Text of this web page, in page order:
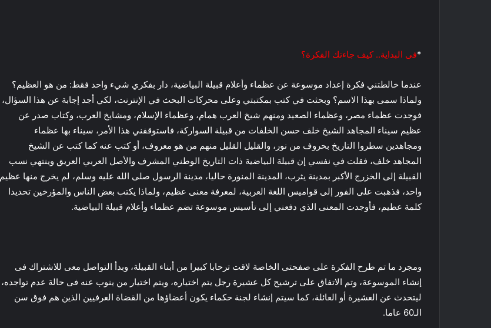
*فى البداية.. كيف جاءتك الفكرة؟
عندما خالطتني فكرة إعداد موسوعة عن عظماء وأعلام قبيلة البياضية، دار بفكري شيء واحد فقط: من هو العظيم؟
ولماذا سمى بهذا الاسم؟ وبحثت في كتب بمكتبتي وعلى محركات البحث في الإنترنت، لكي أجد إجابة عن هذا السؤال،
فوجدت عظماء مصر، وعظماء الصعيد ومنهم شيخ العرب همام، وعظماء الإسلام، ومشايخ العرب، وكتاب صدر عن
عظيم سيناء المجاهد الشيخ خلف حسن الخلفات من قبيلة السواركة، فاستوقفني هذا الأمر، سيناء بها عظماء
ومجاهدين سطروا التاريخ بحروف من نور، والقليل القليل منهم من هو معروف، أو كتب عنه كما كتب عن الشيخ
المجاهد خلف، فقلت في نفسي إن قبيلة البياضية ذات التاريخ الوطني المشرف والأصل العربي العريق وينتهي نسب
القبيلة إلى الخزرج الأكبر بمدينة يثرب، المدينة المنورة حاليا، مدينة الرسول صلى الله عليه وسلم، لم يخرج منها عظيم
واحد، فذهبت على الفور إلى قواميس اللغة العربية، لمعرفة معنى عظيم، ولماذا يكتب بعض الناس والمؤرخين تحديدا
كلمة عظيم، فأوجدت المعنى الذي دفعني إلى تأسيس موسوعة تضم عظماء وأعلام قبيلة البياضية.
ومجرد ما تم طرح الفكرة على صفحتى الخاصة لاقت ترحابا كبيرا من أبناء القبيلة، وبدأ التواصل معى للاشتراك فى
إنشاء الموسوعة، وتم الاتفاق على ترشيح كل عشيرة رجل يتم اختياره، ويتم اختيار من ينوب عنه فى حالة عدم تواجده،
ليتحدث عن العشيرة أو العائلة، كما سيتم إنشاء لجنة حكماء يكون أعضاؤها من القضاة العرفيين الذين هم فوق سن
الـ60 عاما.